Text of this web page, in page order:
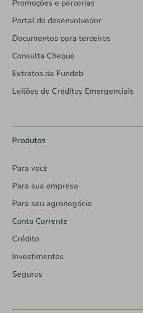
Promoções e parcerias
Portal do desenvolvedor
Documentos para terceiros
Consulta Cheque
Extratos da Fundeb
Leilões de Créditos Emergenciais
Produtos
Para você
Para sua empresa
Para seu agronegócio
Conta Corrente
Crédito
Investimentos
Seguros